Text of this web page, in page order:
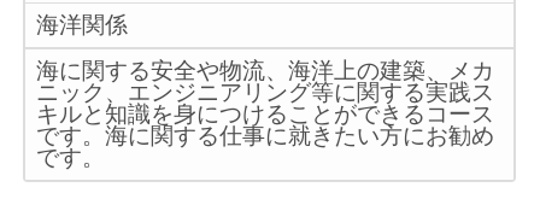
海洋関係
海に関する安全や物流、海洋上の建築、メカ
ニック、エンジニアリング等に関する実践ス
キルと知識を身につけることができるコース
です。海に関する仕事に就きたい方にお勧め
です。